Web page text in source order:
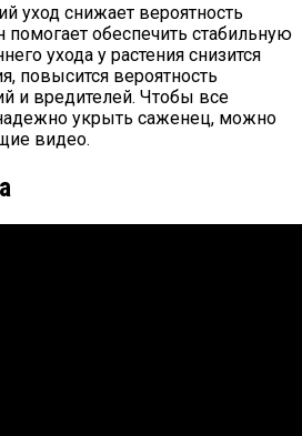
уход снижает вероятность
помогает обеспечить стабильную
ухода у растения снизится
повысится вероятность
и вредителей. Чтобы все
укрыть саженец, можно
видео.